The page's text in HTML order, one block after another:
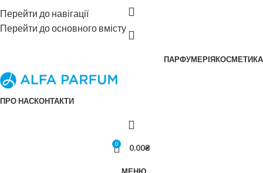
Перейти до навігації
Перейти до основного вмісту
ПАРФУМЕРІЯКОСМЕТИКА
ПРО НАСКОНТАКТИ
0 0.00₴